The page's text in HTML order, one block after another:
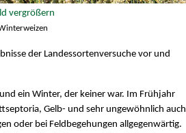
der Landessortenversuche vor und
ein Winter, der keiner war. Im Frühjahr
Gelb- und sehr ungewöhnlich auch
oder bei Feldbegehungen allgegenwärtig.